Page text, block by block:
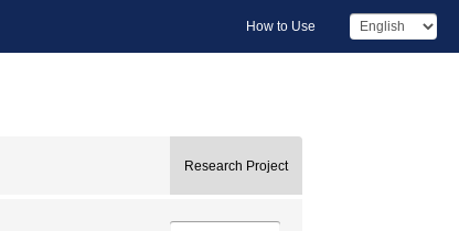
How to Use
Research Project